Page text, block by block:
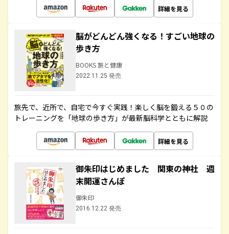
詳細を見る
脳がどんどん強くなる！すごい地球の
歩き方
BOOKS 旅と健康
2022.11.25 発売
旅先で、近所で、自宅で今すぐ実践！楽しく脳を鍛える５０の
トレーニングを「地球の歩き方」が最新脳科学とともに解説
詳細を見る
御朱印はじめました 関東の神社 週
末開運さんぽ
御朱印
2016.12.22 発売